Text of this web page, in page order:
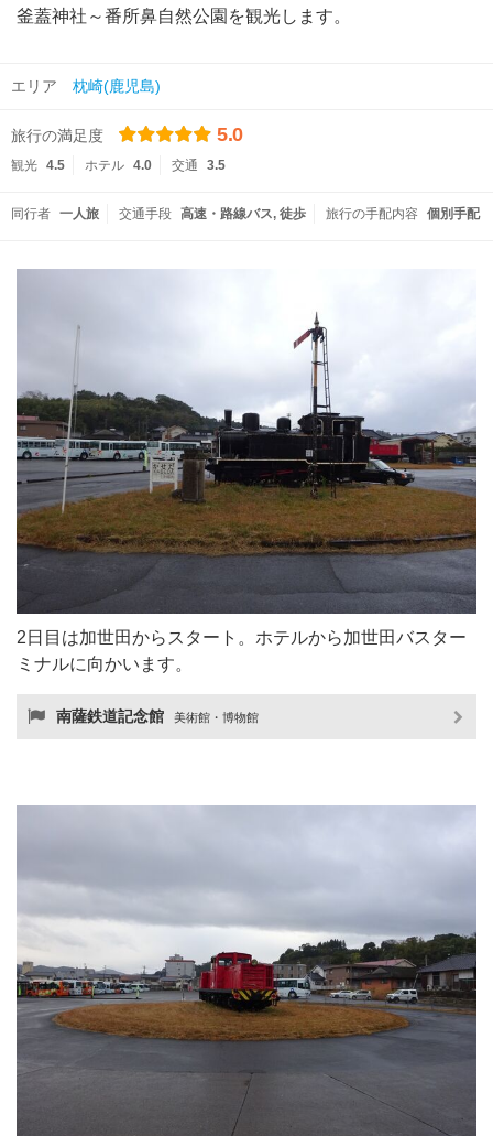
釜蓋神社～番所鼻自然公園を観光します。
エリア 枕崎(鹿児島)
旅行の満足度 5.0
観光 4.5 ホテル 4.0 交通 3.5
同行者 一人旅 交通手段 高速・路線バス 徒歩 旅行の手配内容 個別手配
2日目は加世田からスタート。ホテルから加世田バスター
ミナルに向かいます。
南薩鉄道記念館 美術館・博物館